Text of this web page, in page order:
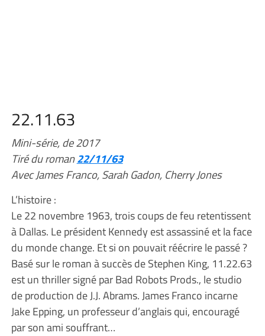
22.11.63
Mini-série, de 2017
Tiré du roman22/11/63
Avec James Franco, Sarah Gadon, Cherry Jones
L’histoire :
Le 22 novembre 1963, trois coups de feu retentissent
à Dallas. Le président Kennedy est assassiné et la face
du monde change. Et si on pouvait réécrire le passé ?
Basé sur le roman à succès de Stephen King, 11.22.63
est un thriller signé par Bad Robots Prods., le studio
de production de J.J. Abrams. James Franco incarne
Jake Epping, un professeur d’anglais qui, encouragé
par son ami souffrant…